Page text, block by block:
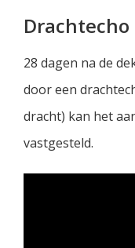
Drachtecho
28 dagen na de
door een
dracht) kan het
vastgesteld.